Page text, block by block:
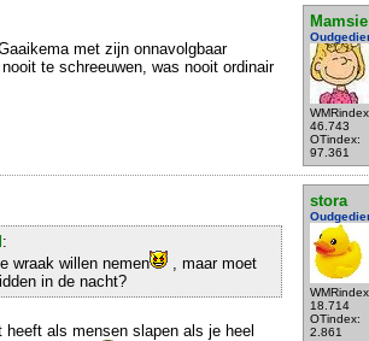
Mamsie
46.743
OTindex:
97.361
met zijn onnavolgbaar
te schreeuwen, was nooit ordinair
stora
18.714
OTindex:
2.861
:
wraak willen nemen
, maar moet
in de nacht?
als mensen slapen als je heel